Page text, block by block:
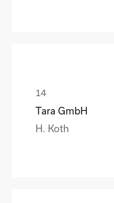
Tara GmbH
H. Koth